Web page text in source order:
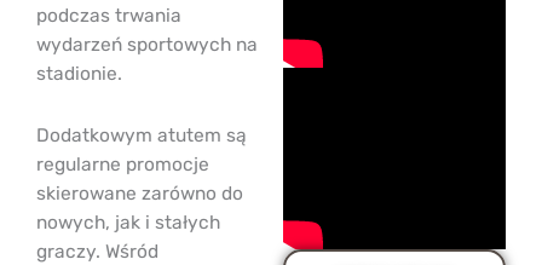
podczas trwania
wydarzeń sportowych na
stadionie.
Dodatkowym atutem są
regularne promocje
skierowane zarówno do
nowych, jak i stałych
graczy. Wśród